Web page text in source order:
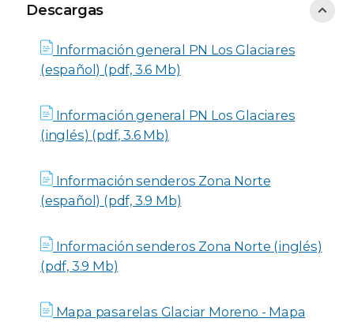
Descargas
Descargas
Información general PN Los Glaciares
(español) (pdf, 3.6 Mb)
Información general PN Los Glaciares
(inglés) (pdf, 3.6 Mb)
Información senderos Zona Norte
(español) (pdf, 3.9 Mb)
Información senderos Zona Norte (inglés)
(pdf, 3.9 Mb)
Mapa pasarelas Glaciar Moreno - Mapa